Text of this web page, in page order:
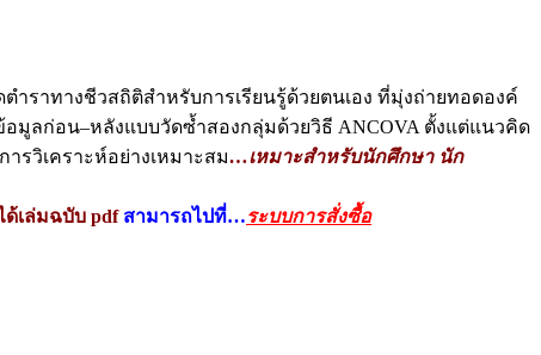
ำราทางชีวสถิติสำหรับการเรียนรู้ด้วยตนเอง ที่มุ่งถ่ายทอดองค์
มูลก่อน–หลังแบบวัดซ้ำสองกลุ่มด้วยวิธี ANCOVA ตั้งแต่แนวคิด
รวิเคราะห์อย่างเหมาะสม…เหมาะสำหรับนักศึกษา นัก
ด้เล่มฉบับ pdfสามารถไปที่…ระบบการสั่งซื้อ